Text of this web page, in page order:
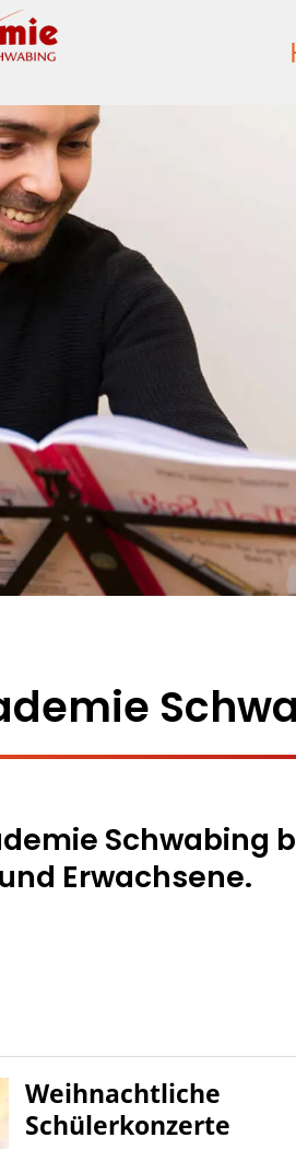
Erwachsene.
Weihnachtliche
Schülerkonzerte